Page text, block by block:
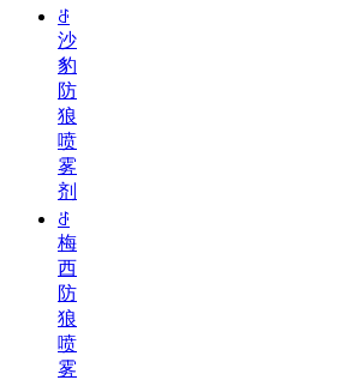
ꁕ
沙
豹
防
狼
喷
雾
剂
ꁕ
梅
西
防
狼
喷
雾